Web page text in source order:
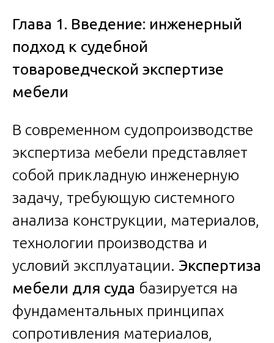
Глава 1. Введение: инженерный
подход к судебной
товароведческой экспертизе
мебели
В современном судопроизводстве
экспертиза мебели представляет
собой прикладную инженерную
задачу, требующую системного
анализа конструкции, материалов,
технологии производства и
условий эксплуатации. Экспертиза
мебели для суда базируется на
фундаментальных принципах
сопротивления материалов,